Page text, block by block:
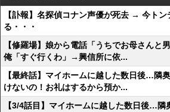
【訃報】名探偵コナン声優が死去 → 今ト
る・・・
【修羅場】娘から電話「うちでお母さんと
俺「すぐ行くわ」→興信所に依...
【最終話】マイホームに越した数日後…隣
けないの！お礼はするから預か...
【3/4話目】マイホームに越した数日後…隣